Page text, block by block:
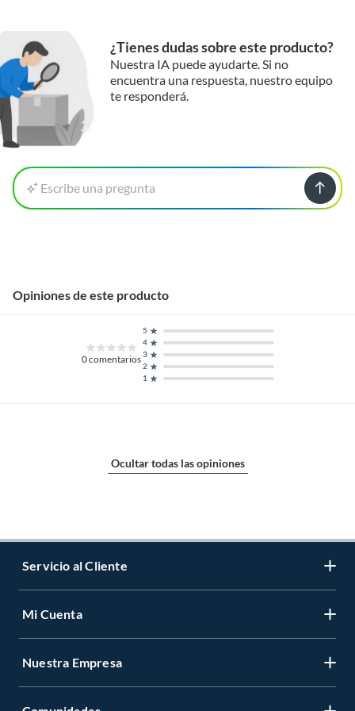
¿Tienes dudas sobre este producto?
Nuestra IA puede ayudarte. Si no
encuentra una respuesta, nuestro equipo
te responderá.
Escribe una pregunta
Opiniones de este producto
0comentarios
1
2
3
4
5
Ocultar todas las opiniones
Servicio al Cliente
Contáctanos
Mi Cuenta
Registrate
Nuestra Empresa